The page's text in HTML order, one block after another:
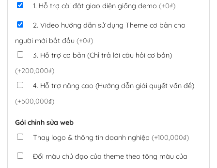
1. Hỗ trợ cài đặt giao diện giống demo (+0₫)
2. Video hướng dẫn sử dụng Theme cơ bản cho
người mới bắt đầu (+0₫)
3. Hỗ trợ cơ bản (Chỉ trả lời câu hỏi cơ bản)
(+200,000₫)
4. Hỗ trợ nâng cao (Hướng dẫn giải quyết vấn đề)
(+500,000₫)
Gói chỉnh sửa web
Thay logo & thông tin doanh nghiệp (+100,000₫)
Đổi màu chủ đạo của theme theo tông màu của